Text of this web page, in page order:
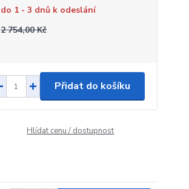
do 1 - 3 dnů k odeslání
2 754,00 Kč
Přidat do košíku
Hlídat cenu / dostupnost